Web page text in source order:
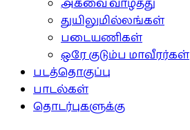
அகவை வாழ்த்து
துயிலுமில்லங்கள்
படையணிகள்
ஒரே குடும்ப மாவீரர்கள்
படத்தொகுப்பு
பாடல்கள்
தொடர்புகளுக்கு